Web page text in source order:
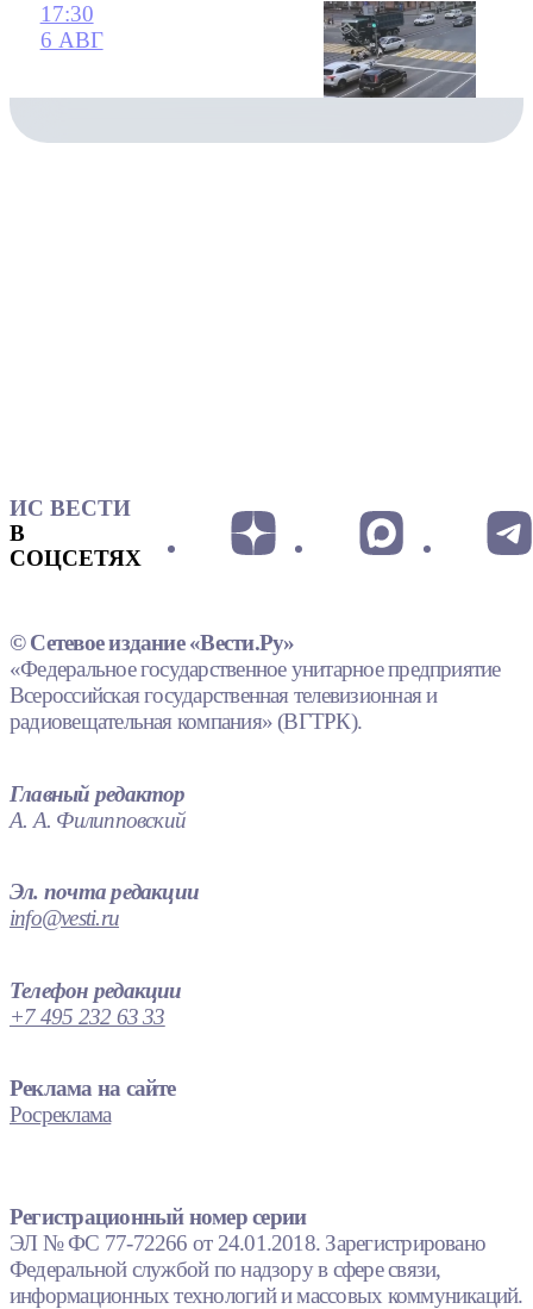
17:30
6 АВГ
ИС ВЕСТИ
В
СОЦСЕТЯХ
© Сетевое издание «Вести.Ру»
«Федеральное государственное унитарное предприятие
Всероссийская государственная телевизионная и
радиовещательная компания» (ВГТРК).
Главный редактор
А. А. Филипповский
Эл. почта редакции
info@vesti.ru
Телефон редакции
+7 495 232 63 33
Реклама на сайте
Росреклама
Регистрационный номер серии
ЭЛ № ФС 77-72266 от 24.01.2018. Зарегистрировано
Федеральной службой по надзору в сфере связи,
информационных технологий и массовых коммуникаций.